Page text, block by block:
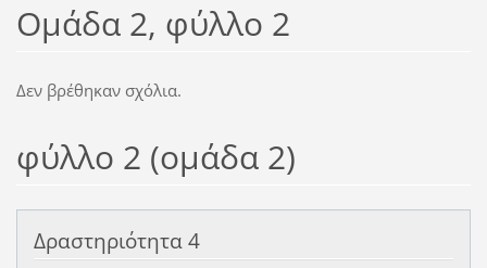
Ομάδα 2, φύλλο 2
Δεν βρέθηκαν σχόλια.
φύλλο 2 (ομάδα 2)
Δραστηριότητα 4